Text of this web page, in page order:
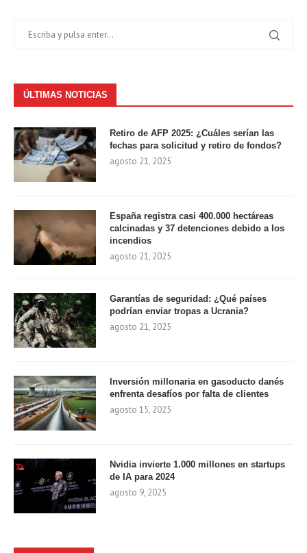
ÚLTIMAS NOTICIAS
Retiro de AFP 2025: ¿Cuáles serían las
fechas para solicitud y retiro de fondos?
agosto 21, 2025
España registra casi 400.000 hectáreas
calcinadas y 37 detenciones debido a los
incendios
agosto 21, 2025
Garantías de seguridad: ¿Qué países
podrían enviar tropas a Ucrania?
agosto 21, 2025
Inversión millonaria en gasoducto danés
enfrenta desafíos por falta de clientes
agosto 15, 2025
Nvidia invierte 1.000 millones en startups
de IA para 2024
agosto 9, 2025